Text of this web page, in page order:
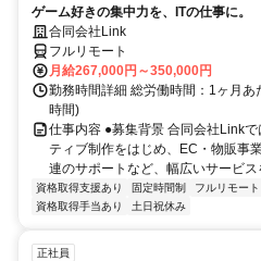
ゲーム好きの集中力を、ITの仕事に。
合同会社Link
フルリモート
月給267,000円～350,000円
勤務時間詳細 総労働時間：1ヶ月
時間)
仕事内容 ●募集背景 合同会社Link
ティブ制作をはじめ、EC・物販事
連のサポートなど、幅広いサービ
資格取得支援あり 固定時間制 フルリモート
資格取得手当あり
土日祝休み
正社員